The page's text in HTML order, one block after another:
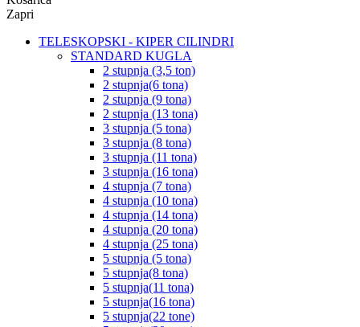
Zapri
TELESKOPSKI - KIPER CILINDRI
STANDARD KUGLA
2 stupnja (3,5 ton)
2 stupnja(6 tona)
2 stupnja (9 tona)
2 stupnja (13 tona)
3 stupnja (5 tona)
3 stupnja (8 tona)
3 stupnja (11 tona)
3 stupnja (16 tona)
4 stupnja (7 tona)
4 stupnja (10 tona)
4 stupnja (14 tona)
4 stupnja (20 tona)
4 stupnja (25 tona)
5 stupnja (5 tona)
5 stupnja(8 tona)
5 stupnja(11 tona)
5 stupnja(16 tona)
5 stupnja(22 tone)